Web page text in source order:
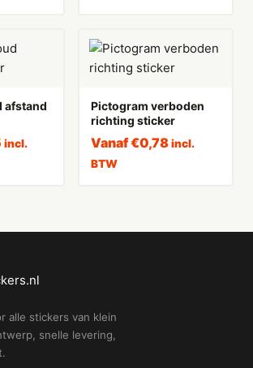
afstand
incl.
Pictogram verboden
richting sticker
Vanaf€0,78 incl.
BTW
alle stickers van klein
snelle levering,